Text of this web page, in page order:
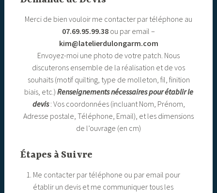
Merci de bien vouloir me contacter par téléphone au
07.69.95.99.38 ou par email –
kim@latelierdulongarm.com
Envoyez-moi une photo de votre patch. Nous
discuterons ensemble de la réalisation et de vos
souhaits (motif quilting, type de molleton, fil, finition
biais, etc.) Renseignements nécessaires pour établir le
devis: Vos coordonnées (incluant Nom, Prénom,
Adresse postale, Téléphone, Email), et les dimensions
de l’ouvrage (en cm)
Étapes à Suivre
Me contacter par téléphone ou par email pour
établir un devis et me communiquer tous les